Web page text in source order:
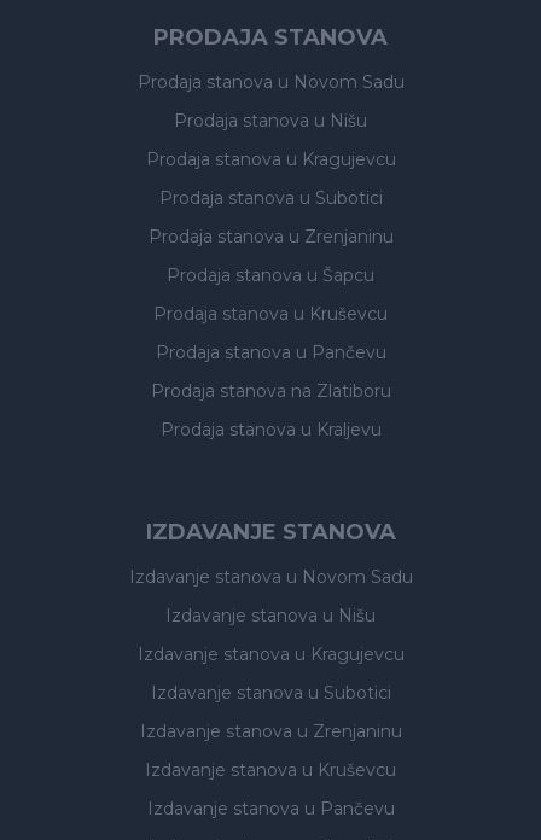
PRODAJA STANOVA
Prodaja stanova u Novom Sadu
Prodaja stanova u Nišu
Prodaja stanova u Kragujevcu
Prodaja stanova u Subotici
Prodaja stanova u Zrenjaninu
Prodaja stanova u Šapcu
Prodaja stanova u Kruševcu
Prodaja stanova u Pančevu
Prodaja stanova na Zlatiboru
Prodaja stanova u Kraljevu
IZDAVANJE STANOVA
Izdavanje stanova u Novom Sadu
Izdavanje stanova u Nišu
Izdavanje stanova u Kragujevcu
Izdavanje stanova u Subotici
Izdavanje stanova u Zrenjaninu
Izdavanje stanova u Kruševcu
Izdavanje stanova u Pančevu